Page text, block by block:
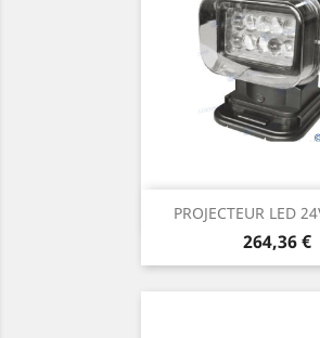
PROJECTEUR LED
Prix
264,36 €
Aperçu